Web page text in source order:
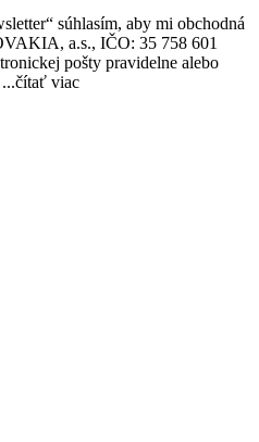
súhlasím, aby mi obchodná
a.s., IČO: 35 758 601
pošty pravidelne alebo
...čítať viac